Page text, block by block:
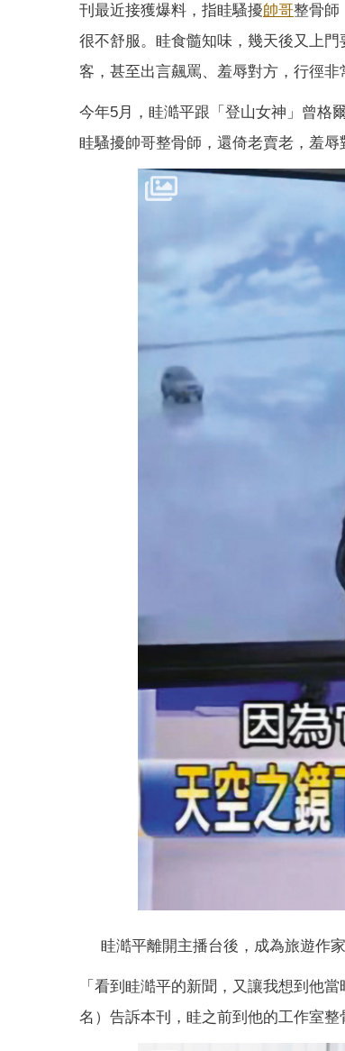
刊最近接獲爆料，指眭騷擾帥哥整骨師
很不舒服。眭食髓知味，幾天後又上
客，甚至出言飆罵、羞辱對方，行徑非
今年5月，眭澔平跟「登山女神」曾格
眭騷擾帥哥整骨師，還倚老賣老，羞辱
眭澔平離開主播台後，成為旅遊作
「看到眭澔平的新聞，又讓我想到他
名）告訴本刊，眭之前到他的工作室